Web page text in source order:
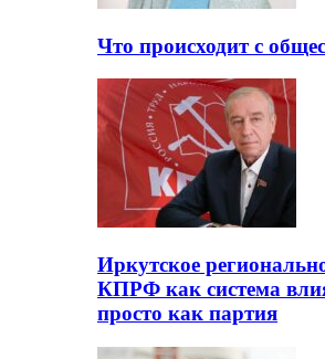
Что происходит с
Иркутское
КПРФ как система
просто как партия